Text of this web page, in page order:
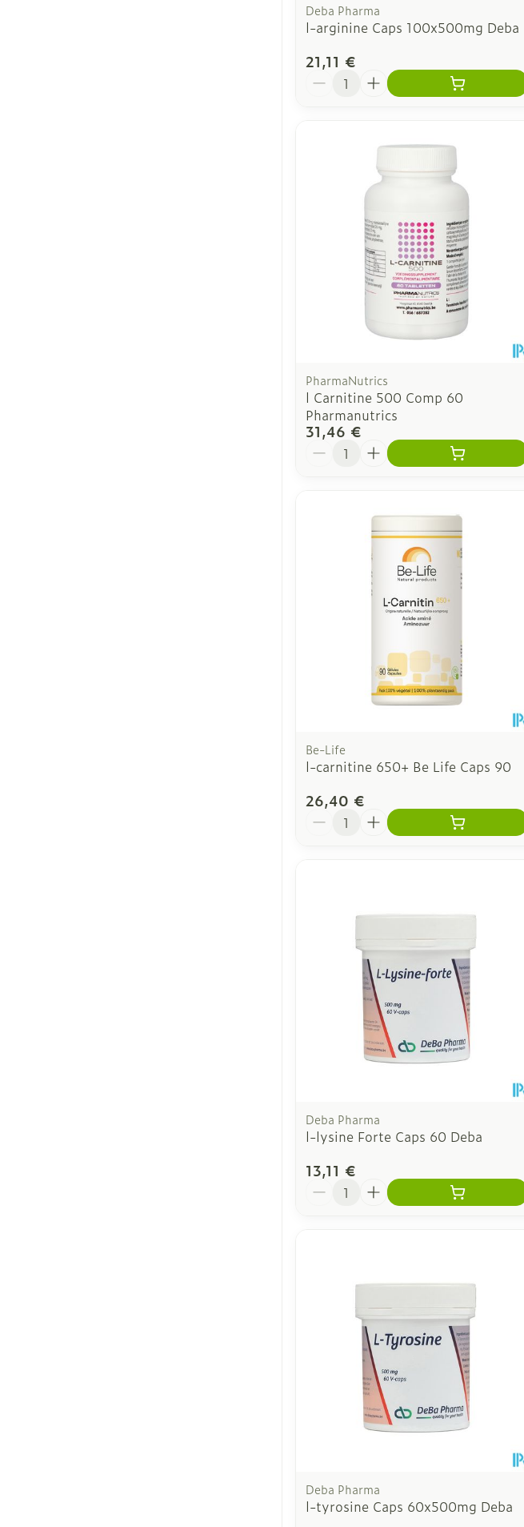
Deba Pharma
l-arginine Caps 100x500mg Deba
21,11 €
Quantité
PharmaNutrics
l Carnitine 500 Comp 60
Pharmanutrics
31,46 €
Quantité
Be-Life
l-carnitine 650+ Be Life Caps 90
26,40 €
Quantité
Deba Pharma
l-lysine Forte Caps 60 Deba
13,11 €
Quantité
Deba Pharma
l-tyrosine Caps 60x500mg Deba